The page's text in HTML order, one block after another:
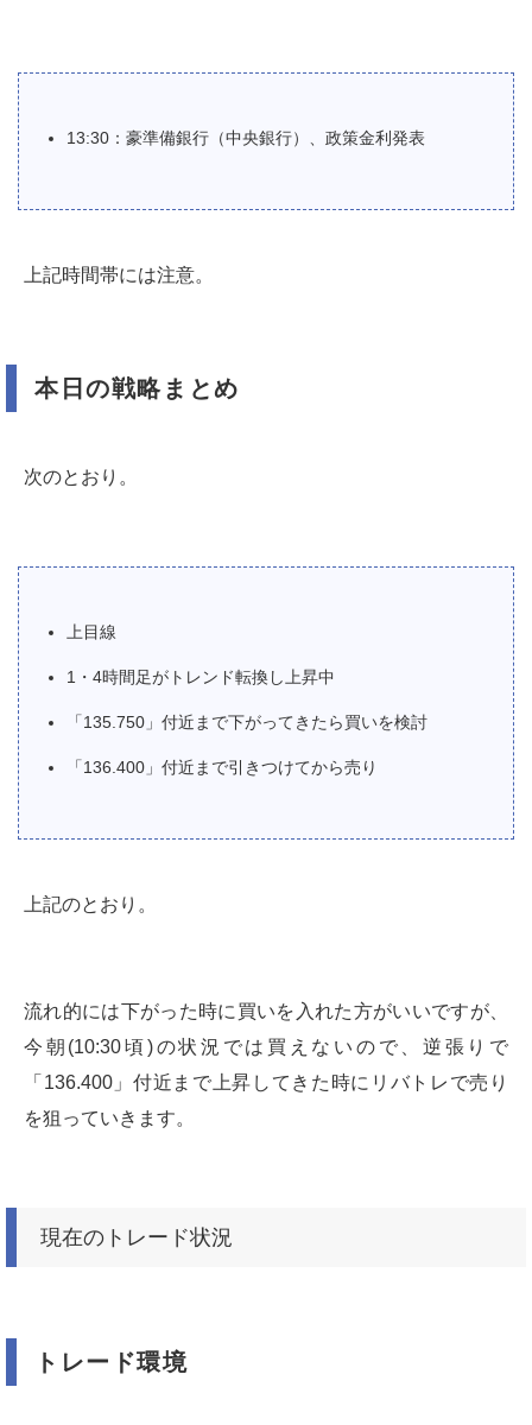
13:30：豪準備銀行（中央銀行）、政策金利発表
上記時間帯には注意。
本日の戦略まとめ
次のとおり。
上目線
1・4時間足がトレンド転換し上昇中
「135.750」付近まで下がってきたら買いを検討
「136.400」付近まで引きつけてから売り
上記のとおり。
流れ的には下がった時に買いを入れた方がいいですが、
今朝(10:30頃)の状況では買えないので、逆張りで
「136.400」付近まで上昇してきた時にリバトレで売り
を狙っていきます。
現在のトレード状況
トレード環境